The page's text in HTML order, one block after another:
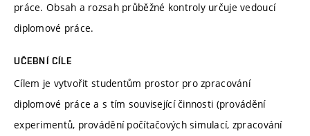
práce. Obsah a rozsah průběžné kontroly určuje vedoucí
diplomové práce.
UČEBNÍ CÍLE
Cílem je vytvořit studentům prostor pro zpracování
diplomové práce a s tím související činnosti (provádění
experimentů, provádění počítačových simulací, zpracování